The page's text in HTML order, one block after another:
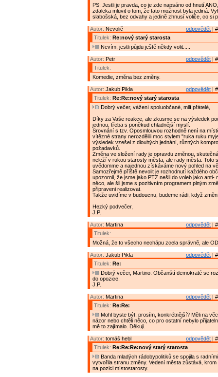
PS: Jestli je pravda, co je zde napsáno od hnutí
zdaleka mluvit o tom, že tato možnost byla jediná.
slabošská, bez odvahy a jedině zhnusí voliče, co si
odpovědět |
Autor: Nevolič
Titulek: Re:nový starý starosta
Nevím, jestli půjdu ještě někdy volit.....
odpovědět |
Autor: Petr
Titulek:
Komedie, změna bez změny.
odpovědět |
Autor: Jakub Pikla
Titulek: Re:Re:nový starý starosta
Dobrý večer, vážení spoluobčané, milí přátelé,
Díky za Vaše reakce, ale zkusme se na výsledek
jednou, třeba s poněkud chladnější myslí.
Srovnání s tzv. Oposmlouvou rozhodně není na
vítězné strany nerozdělili moc stylem "ruka ruku
výsledek vzešel z dlouhých jednání, různých
požadavků.
Změna ve složení rady je opravdu změnou,
neleží v rukou starosty města, ale rady města. Toto
uvědomme a najednou získáváme nový pohled na
Samozřejmě příště nevolit je rozhodnutí každého
upozornil, že jsme jako PTZ nešli do voleb jako anti-
něco, ale šli jsme s pozitivním programem plným
připraveni realizovat.
Takže uvidíme v budoucnu, budeme rádi, když
Hezký podvečer,
J.P.
odpovědět |
Autor: Martina
Titulek:
Možná, že to všecho nechápu zcela správně, ale
odpovědět |
Autor: Jakub Pikla
Titulek: Re:
Dobrý večer, Martino. Občanští demokraté se
do opozice.
J.P.
odpovědět |
Autor: Martina
Titulek: Re:Re:
Mohl byste být, prosím, konkrétnější? Měli na
názor nebo chtěli něco, co pro ostatní nebylo
mě to zajímalo. Děkuji.
odpovědět |
Autor: tomáš hebl
Titulek: Re:Re:Re:nový starý starosta
Banda mladých rádobypolitiků se spojila s
vytvořila stranu změny. Vedení města zůstává,
na pozici místostarosty.